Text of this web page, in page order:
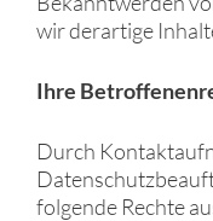
wir derartige
Ihre
Durch
folgende Rechte